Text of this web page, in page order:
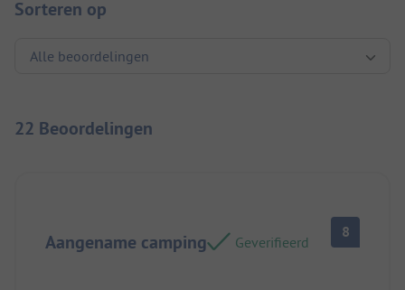
Sorteren op
22 Beoordelingen
Aangename camping Geverifieerd
8